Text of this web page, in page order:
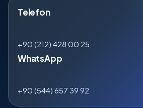
Telefon
+90 (212) 428 00 25
WhatsApp
+90 (544) 657 39 92